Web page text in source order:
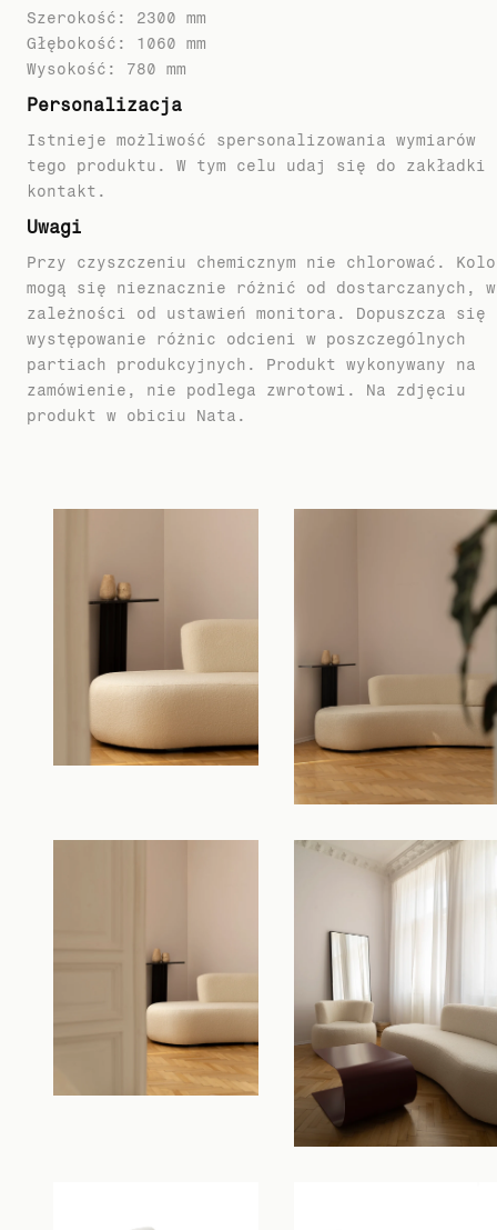
Szerokość: 2300 mm
Głębokość: 1060 mm
Wysokość: 780 mm
Personalizacja
Istnieje możliwość spersonalizowania wymiarów
tego produktu. W tym celu udaj się do zakładki
kontakt.
Uwagi
Przy czyszczeniu chemicznym nie chlorować.
mogą się nieznacznie różnić od dostarczanych, w
zależności od ustawień monitora. Dopuszcza się
występowanie różnic odcieni w poszczególnych
partiach produkcyjnych. Produkt wykonywany na
zamówienie, nie podlega zwrotowi. Na zdjęciu
produkt w obiciu Nata.